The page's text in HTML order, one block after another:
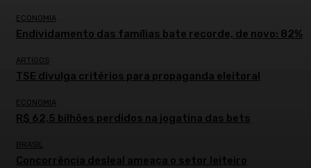
ECONOMIA
Endividamento das famílias bate recorde, de novo: 82%
ARTIGOS
TSE divulga critérios para propaganda eleitoral
ECONOMIA
R$ 62,5 bilhões perdidos na jogatina das bets
BRASIL
Concorrência desleal ameaça o setor leiteiro